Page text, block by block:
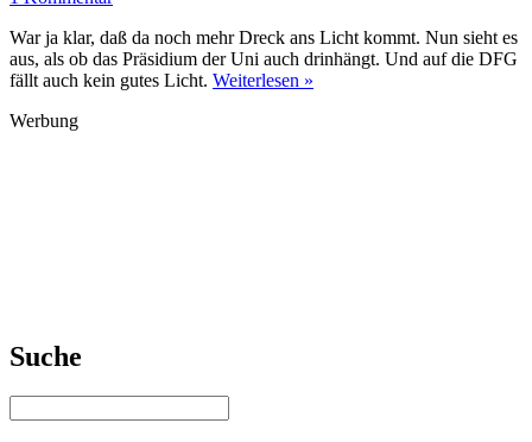
War ja klar, daß da noch mehr Dreck ans Licht kommt. Nun sieht es
aus, als ob das Präsidium der Uni auch drinhängt. Und auf die DFG
fällt auch kein gutes Licht. Weiterlesen »
Werbung
Suche